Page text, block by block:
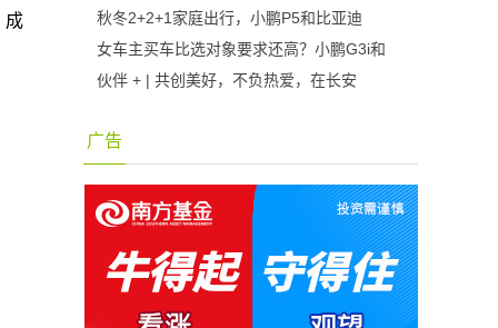
成
秋冬2+2+1家庭出行，小鹏P5和比亚迪
女车主买车比选对象要求还高？小鹏G3i和
伙伴 + | 共创美好，不负热爱，在长安
广告